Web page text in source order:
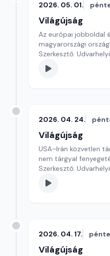
2026. 05. 01.
Világújság
Az európai jobboldal
magyarországi
Szerkesztő:
2026. 04. 24.
Világújság
USA–Irán közvetlen
nem tárgyal
Szerkesztő:
2026. 04. 17.
Világújság